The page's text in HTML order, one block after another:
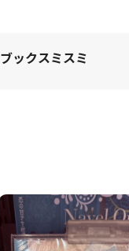
ブックスミスミ